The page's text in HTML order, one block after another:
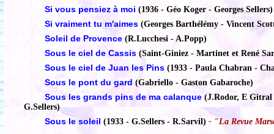
Si vous pensiez à moi (1936 - Géo Koger - Georges Sellers)
Si vraiment tu m'aimes (Georges Barthélémy - Vincent
Soleil de Provence (R.Lucchesi - A.Popp)
Sous le ciel de Cassis (Saint-Giniez - Martinet et René
Sous le ciel de Juan les Pins (1933 - Paula Chabran -
Sous le pont du gard (Gabriello - Gaston Gabaroche)
Sous les grands pins de ma calanque (J.Rodor, E Gitral
G.Sellers)
Sous le soleil (1933 - G.Sellers - R.Sarvil) - "La Revue